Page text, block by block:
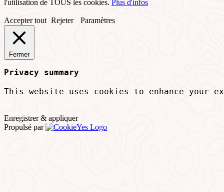
l'utilisation de TOUS les cookies. Plus d'infos
Accepter tout Rejeter Paramètres
Fermer
Privacy summary
This website uses cookies to enhance
Enregistrer & appliquer
Propulsé par